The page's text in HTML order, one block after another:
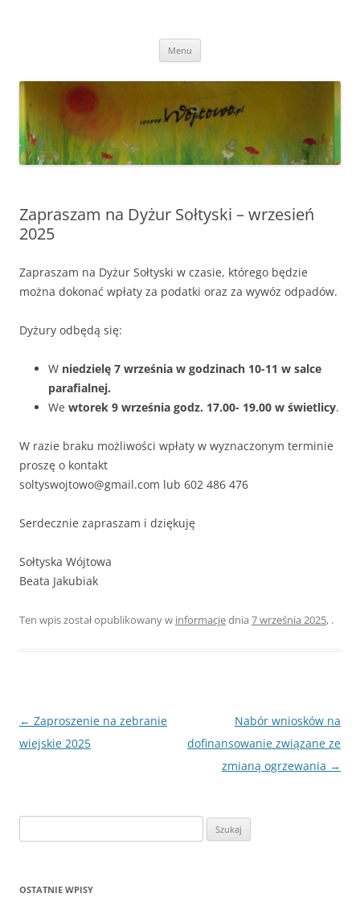
Menu
Zapraszam na Dyżur Sołtyski – wrzesień
2025
Zapraszam na Dyżur Sołtyski w czasie, którego będzie
można dokonać wpłaty za podatki oraz za wywóz odpadów.
Dyżury odbędą się:
W niedzielę 7 września w godzinach 10-11 w salce
parafialnej.
We wtorek 9 września godz. 17.00- 19.00 w świetlicy.
W razie braku możliwości wpłaty w wyznaczonym terminie
proszę o kontakt
soltyswojtowo@gmail.com lub 602 486 476
Serdecznie zapraszam i dziękuję
Sołtyska Wójtowa
Beata Jakubiak
Ten wpis został opublikowany w informacjednia 7 września 2025, .
Nawigacja
wpisu
← Zaproszenie na zebranie
wiejskie 2025
Nabór wniosków na
dofinansowanie związane ze
zmianą ogrzewania →
OSTATNIE WPISY